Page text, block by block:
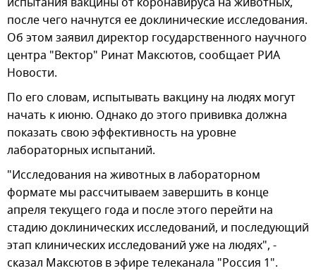
после чего начнутся ее доклинические исследования.
Об этом заявил директор государственного научного
центра "Вектор" Ринат Максютов, сообщает РИА
Новости.
По его словам, испытывать вакцину на людях могут
начать к июню. Однако до этого прививка должна
показать свою эффективность на уровне
лабораторных испытаний.
"Исследования на животных в лабораторном
формате мы рассчитываем завершить в конце
апреля текущего года и после этого перейти на
стадию доклинических исследований, и последующий
этап клинических исследований уже на людях", -
сказал Максютов в эфире телеканала "Россия 1".